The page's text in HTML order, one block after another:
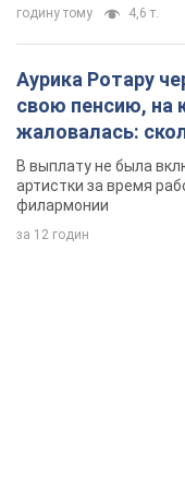
годину тому 4,6 т.
Аурика Ротару
свою пенсию, на
жаловалась:
певица
В выплату не была
артистки за время
филармонии
за 12 годин